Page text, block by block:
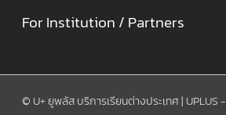
For Institution / Partners
© U+ ยูพลัส บริการเรียนต่างประเทศ | UPLUS -